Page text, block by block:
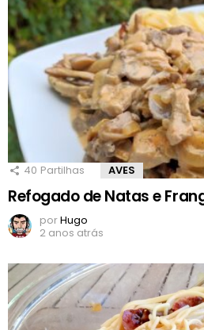
40 Partilhas AVES
Refogado de Natas e
porHugo
2 anos atrás